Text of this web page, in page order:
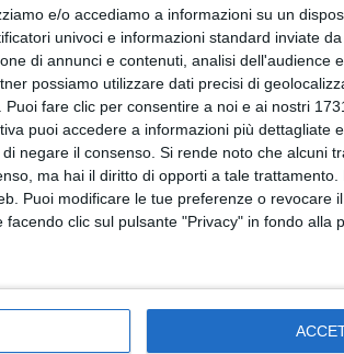
e/o accediamo a informazioni su un
univoci e informazioni standard inviate
di annunci e contenuti, analisi dell'audience
possiamo utilizzare dati precisi di
fare clic per consentire a noi e ai nostri
puoi accedere a informazioni più dettagliate
negare il consenso. Si rende noto che alcuni
ma hai il diritto di opporti a tale
Puoi modificare le tue preferenze o revocare
clic sul pulsante "Privacy" in fondo alla
Caverni, dell'ala Simone Farina
ambiziosi, finora rispettati. Bisceglie,
al netto dei cinque punti di
e Francesco Virgili di Porto Sant'Elpidio
vivo sugli spalti del PalaPanunzio di
Ingresso gratuito per i minori di 18 anni
d'identità, oltre che per tutti i tesserati